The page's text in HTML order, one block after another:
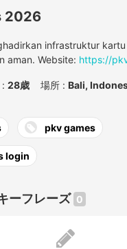
2026
infrastruktur
aman. Website: https://
28歳 場所 : Bali,
pkv games
login
ーフレーズ 0